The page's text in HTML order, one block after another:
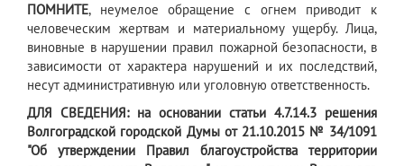
ПОМНИТЕ, неумелое обращение с огнем приводит к
человеческим жертвам и материальному ущербу. Лица,
виновные в нарушении правил пожарной безопасности, в
зависимости от характера нарушений и их последствий,
несут административную или уголовную ответственность.
ДЛЯ СВЕДЕНИЯ: на основании статьи 4.7.14.3 решения
Волгоградской городской Думы от 21.10.2015 № 34/1091
"Об утверждении Правил благоустройства территории